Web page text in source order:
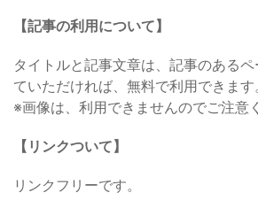
【記事の利用について】
タイトルと記事文章は、記事のある
ていただければ、無料で利用できます
※画像は、利用できませんのでご注意
【リンクついて】
リンクフリーです。